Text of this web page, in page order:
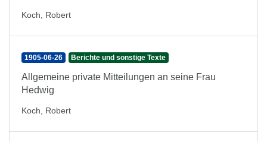
Koch, Robert
1905-06-26 Berichte und sonstige Texte
Allgemeine private Mitteilungen an seine Frau
Hedwig
Koch, Robert